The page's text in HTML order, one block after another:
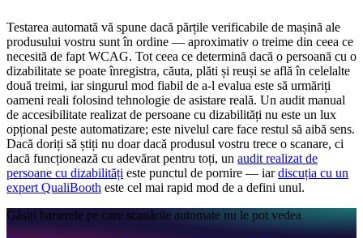
Testarea automată vă spune dacă părțile verificabile de mașină ale
produsului vostru sunt în ordine — aproximativ o treime din ceea ce
necesită de fapt WCAG. Tot ceea ce determină dacă o persoană cu o
dizabilitate se poate înregistra, căuta, plăti și reuși se află în celelalte
două treimi, iar singurul mod fiabil de a-l evalua este să urmăriți
oameni reali folosind tehnologie de asistare reală. Un audit manual
de accesibilitate realizat de persoane cu dizabilități nu este un lux
opțional peste automatizare; este nivelul care face restul să aibă sens.
Dacă doriți să știți nu doar dacă produsul vostru trece o scanare, ci
dacă funcționează cu adevărat pentru toți, un audit realizat de
persoane cu dizabilități este punctul de pornire — iardiscuția cu un
expert QualiBooth este cel mai rapid mod de a defini unul.
Găsiți barierele pe care scanările automate nu le pot vedea